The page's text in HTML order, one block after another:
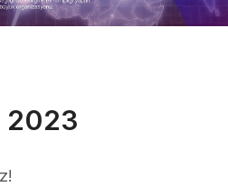
2023